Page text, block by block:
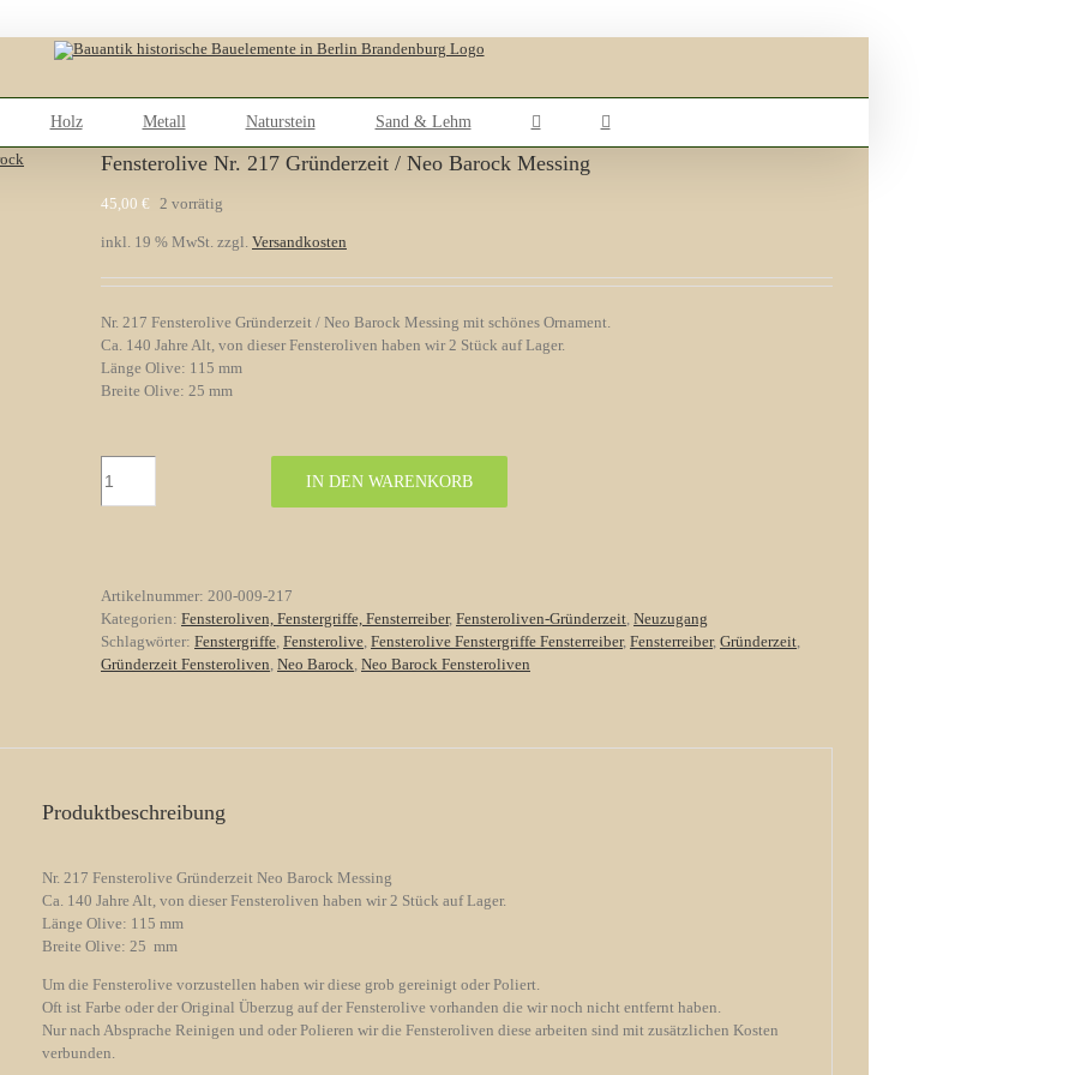
Holz Metall Naturstein Sand & Lehm
Fensterolive Nr. 217 Gründerzeit / Neo Barock Messing
45,00 € 2 vorrätig
inkl. 19 % MwSt. zzgl. Versandkosten
Nr. 217 Fensterolive Gründerzeit / Neo Barock Messing mit schönes Ornament.
Ca. 140 Jahre Alt, von dieser Fensteroliven haben wir 2 Stück auf Lager.
Länge Olive: 115 mm
Breite Olive: 25 mm
Nr.
217
Barock
Messing
Menge
IN DEN WARENKORB
Artikelnummer: 200-009-217
Kategorien: Fensteroliven, Fenstergriffe, Fensterreiber, Fensteroliven-Gründerzeit, Neuzugang
Schlagwörter: Fenstergriffe, Fensterolive, Fensterolive Fenstergriffe Fensterreiber, Fensterreiber, Gründerzeit,
Gründerzeit Fensteroliven, Neo Barock, Neo Barock Fensteroliven
Produktbeschreibung
Nr. 217 Fensterolive Gründerzeit Neo Barock Messing
Ca. 140 Jahre Alt, von dieser Fensteroliven haben wir 2 Stück auf Lager.
Länge Olive: 115 mm
Breite Olive: 25 mm
Um die Fensterolive vorzustellen haben wir diese grob gereinigt oder Poliert.
Oft ist Farbe oder der Original Überzug auf der Fensterolive vorhanden die wir noch nicht entfernt haben.
Nur nach Absprache Reinigen und oder Polieren wir die Fensteroliven diese arbeiten sind mit zusätzlichen Kosten
verbunden.